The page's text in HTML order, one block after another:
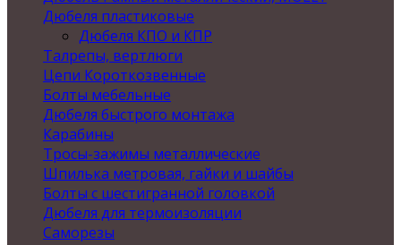
Дюбеля пластиковые
Дюбеля КПО и КПР
Талрепы, вертлюги
Цепи Короткозвенные
Болты мебельные
Дюбеля быстрого монтажа
Карабины
Тросы-зажимы металлические
Шпилька метровая, гайки и шайбы
Болты с шестигранной головкой
Дюбеля для термоизоляции
Саморезы